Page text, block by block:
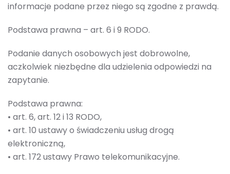
informacje podane przez niego są zgodne z prawdą.
Podstawa prawna – art. 6 i 9 RODO.
Podanie danych osobowych jest dobrowolne,
aczkolwiek niezbędne dla udzielenia odpowiedzi na
zapytanie.
Podstawa prawna:
• art. 6, art. 12 i 13 RODO,
• art. 10 ustawy o świadczeniu usług drogą
elektroniczną,
• art. 172 ustawy Prawo telekomunikacyjne.